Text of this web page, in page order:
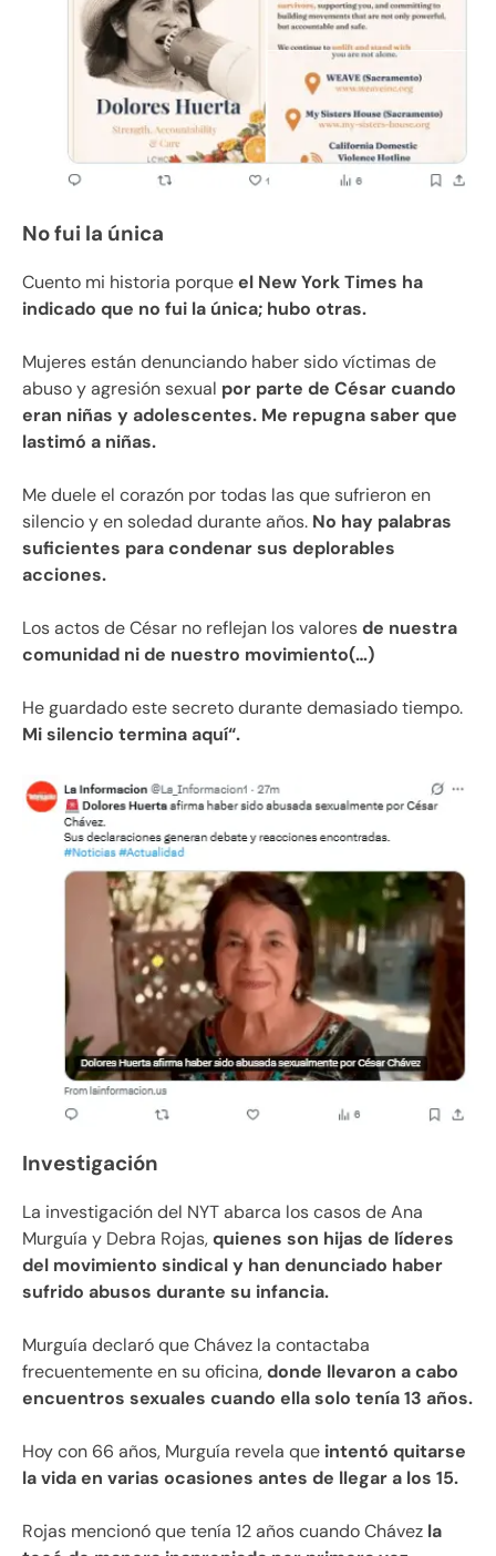
No fui la única
Cuento mi historia porqueel New York Times ha
indicado que no fui la única; hubo otras.
Mujeres están denunciando haber sido víctimas de
abuso y agresión sexual por parte de César cuando
eran niñas y adolescentes. Me repugna saber que
lastimó a niñas.
Me duele el corazón por todas las que sufrieron en
silencio y en soledad durante años. No hay palabras
suficientes para condenar sus deplorables
acciones.
Los actos de César no reflejan los valoresde nuestra
comunidad ni de nuestro movimiento(…)
He guardado este secreto durante demasiado tiempo.
Mi silencio termina aquí“.
Investigación
La investigación del NYT abarca los casos de Ana
Murguía y Debra Rojas,quienes son hijas de líderes
del movimiento sindical y han denunciado haber
sufrido abusos durante su infancia.
Murguía declaró que Chávez la contactaba
frecuentemente en su oficina,donde llevaron a cabo
encuentros sexuales cuando ella solo tenía 13 años.
Hoy con 66 años, Murguía revela que intentó quitarse
la vida en varias ocasiones antes de llegar a los 15.
Rojas mencionó que tenía 12 años cuando Chávez la